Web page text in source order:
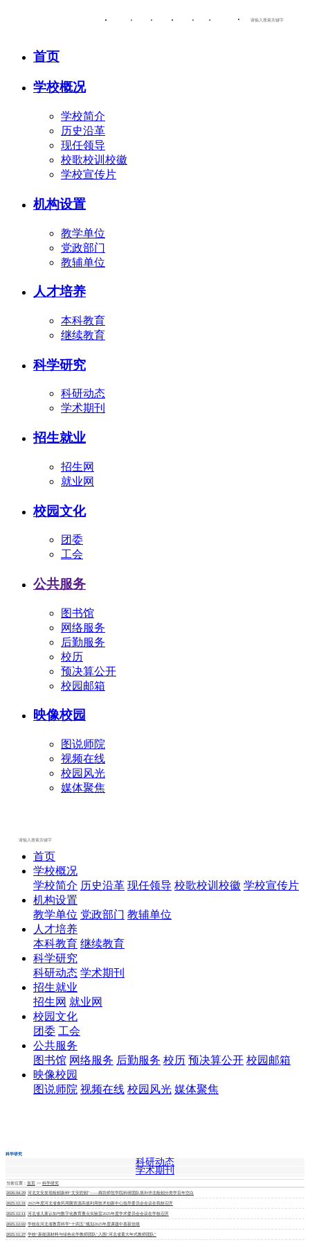
OA办公系统 校园邮箱 信息公开 人才招聘 图书馆 师范文化长廊
首页
学校概况
学校简介
历史沿革
现任领导
校歌校训校徽
学校宣传片
机构设置
教学单位
党政部门
教辅单位
人才培养
本科教育
继续教育
科学研究
科研动态
学术期刊
招生就业
招生网
就业网
校园文化
团委
工会
公共服务
图书馆
网络服务
后勤服务
校历
预决算公开
校园邮箱
映像校园
图说师院
视频在线
校园风光
媒体聚焦
首页
学校概况
学校简介 历史沿革 现任领导 校歌校训校徽 学校宣传片
机构设置
教学单位 党政部门 教辅单位
人才培养
本科教育 继续教育
科学研究
科研动态 学术期刊
招生就业
招生网 就业网
校园文化
团委 工会
公共服务
图书馆 网络服务 后勤服务 校历 预决算公开 校园邮箱
映像校园
图说师院 视频在线 校园风光 媒体聚焦
科学研究
科研动态
学术期刊
学校概况
机构设置
人才培养
科学研究
招生就业
当前位置： 首页>> 科学研究
2026.04.29 河北文安发现蚯蚓新种“文安腔蚓”——廊坊师范学院科研团队填补华北蚯蚓分类学百年空白
2025.12.31 2025年度河北省食药用菌资源高值利用技术创新中心指导委员会会议在我校召开
2025.12.11 河北省儿童认知与数字化教育重点实验室2025年度学术委员会会议在学校召开
2025.12.02 学校在河北省教育科学“十四五”规划2025年度课题中喜获佳绩
2025.11.27 学校“新能源材料与绿色化学教师团队”入围“河北省黄大年式教师团队”